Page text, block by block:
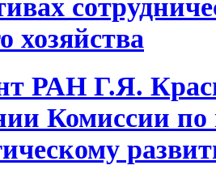
хозяйства
РАН Г.Я.
Комиссии по